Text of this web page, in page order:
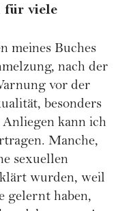
für viele
meines Buches
nach der
vor der
besonders
kann ich
Manche,
sexuellen
wurden, weil
gelernt haben,